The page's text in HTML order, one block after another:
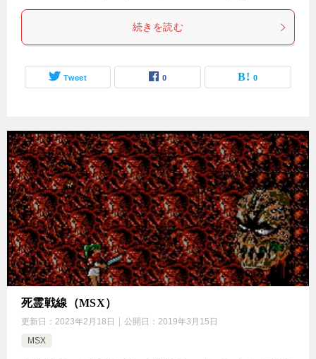
続きを読む
Tweet 0 0
死霊戦線（MSX）
更新日： 2023年2月18日 公開日： 2019年3月15日
MSX